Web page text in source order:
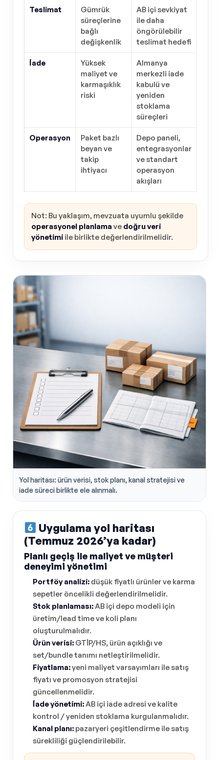
Teslimat
Gümrük
süreçlerine
bağlı
değişkenlik
AB içi sevkiyat
ile daha
öngörülebilir
teslimat hedefi
İade
Yüksek
maliyet ve
karmaşıklık
riski
Almanya
merkezli iade
kabulü ve
yeniden
stoklama
süreçleri
Operasyon
Paket bazlı
beyan ve
takip
ihtiyacı
Depo paneli,
entegrasyonlar
ve standart
operasyon
akışları
Not: Bu yaklaşım, mevzuata uyumlu şekilde
operasyonel planlama ve doğru veri
yönetimi ile birlikte değerlendirilmelidir.
Yol haritası: ürün verisi, stok planı, kanal stratejisi ve
iade süreci birlikte ele alınmalı.
Uygulama yol haritası
(Temmuz 2026’ya kadar)
Planlı geçiş ile maliyet ve müşteri
deneyimi yönetimi
Portföy analizi: düşük fiyatlı ürünler ve karma
sepetler öncelikli değerlendirilmelidir.
Stok planlaması:AB içi depo modeli için
üretim/lead time ve koli planı
oluşturulmalıdır.
Ürün verisi: GTİP/HS, ürün açıklığı ve
set/bundle tanımı netleştirilmelidir.
Fiyatlama:yeni maliyet varsayımları ile satış
fiyatı ve promosyon stratejisi
güncellenmelidir.
İade yönetimi:AB içi iade adresi ve kalite
kontrol / yeniden stoklama kurgulanmalıdır.
Kanal planı: pazaryeri çeşitlendirme ile satış
sürekliliği güçlendirilebilir.